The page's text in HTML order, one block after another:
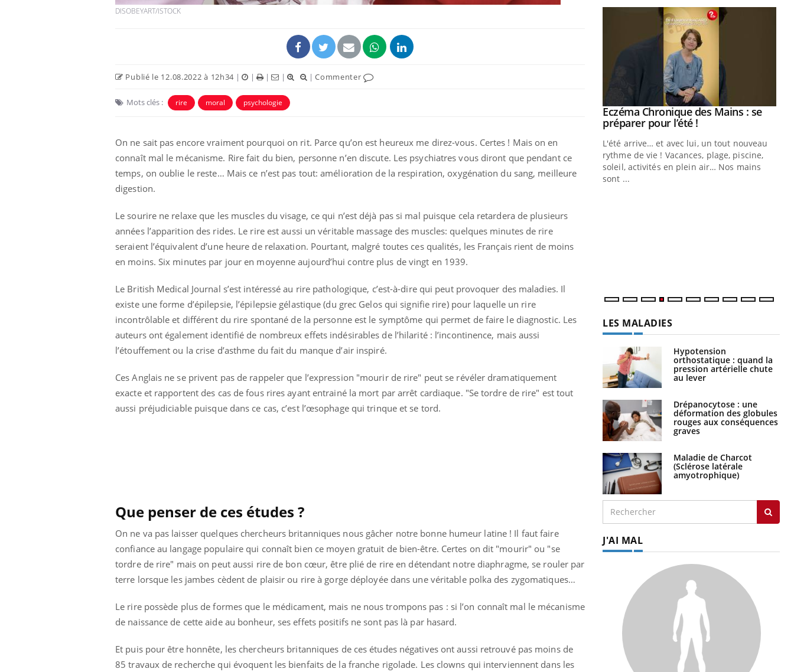
DISOBEYART/ISTOCK
Publié le 12.08.2022 à 12h34 | | | | |Commenter
Mots clés : rire moral psychologie
On ne sait pas encore vraiment pourquoi on rit. Parce qu’on est heureux me direz-vous. Certes ! Mais on en
connaît mal le mécanisme. Rire fait du bien, personne n’en discute. Les psychiatres vous diront que pendant ce
temps, on oublie le reste… Mais ce n’est pas tout: amélioration de la respiration, oxygénation du sang, meilleure
digestion.
Le sourire ne relaxe que les muscles du visage, ce qui n’est déjà pas si mal puisque cela retardera de plusieurs
années l’apparition des rides. Le rire est aussi un véritable massage des muscles: quelques minutes de rire
seraient l’équivalent d’une heure de relaxation. Pourtant, malgré toutes ces qualités, les Français rient de moins
en moins. Six minutes par jour en moyenne aujourd’hui contre plus de vingt en 1939.
Le British Medical Journal s’est intéressé au rire pathologique, c’est-à-dire qui peut provoquer des maladies. Il
existe une forme d’épilepsie, l’épilepsie gélastique (du grec Gelos qui signifie rire) pour laquelle un rire
incontrôlable et différent du rire spontané de la personne est le symptôme qui permet de faire le diagnostic. Les
auteurs ont également identifié de nombreux effets indésirables de l’hilarité : l’incontinence, mais aussi
l’étouffement ou la crise d’asthme du fait du manque d’air inspiré.
Ces Anglais ne se privent pas de rappeler que l’expression "mourir de rire" peut se révéler dramatiquement
exacte et rapportent des cas de fous rires ayant entrainé la mort par arrêt cardiaque. "Se tordre de rire" est tout
aussi préjudiciable puisque dans ce cas, c’est l’œsophage qui trinque et se tord.
Que penser de ces études ?
On ne va pas laisser quelques chercheurs britanniques nous gâcher notre bonne humeur latine ! Il faut faire
confiance au langage populaire qui connaît bien ce moyen gratuit de bien-être. Certes on dit "mourir" ou "se
tordre de rire" mais on peut aussi rire de bon cœur, être plié de rire en détendant notre diaphragme, se rouler par
terre lorsque les jambes cèdent de plaisir ou rire à gorge déployée dans une véritable polka des zygomatiques…
Le rire possède plus de formes que le médicament, mais ne nous trompons pas : si l’on connaît mal le mécanisme
de naissance de cette aide au bonheur, ses effets positifs ne sont pas là par hasard.
Et puis pour être honnête, les chercheurs britanniques de ces études négatives ont aussi retrouvé pas moins de
85 travaux de recherche qui évoquent les bienfaits de la franche rigolade. Les clowns qui interviennent dans les
Carence en fer : comprendre pour
Fatigue, irritabilité, brouillard mental ou
même alopécie… Les symptômes de la
carence en fer sont multiples ce qui la rend
Youtube
Insuline & Charge mentale : et si on
En 2026, l'insuline dans le diabète de type 2
reste entourée d'idées reçues chez les
patients comme parfois chez les soignants.
Youtube
Eczéma Chronique des Mains : se
préparer pour l’été !Youtube
L'été arrive… et avec lui, un tout nouveau
rythme de vie ! Vacances, plage, piscine,
soleil, activités en plein air… Nos mains
sont ...
LES MALADIES
Hypotension
orthostatique : quand la
pression artérielle chute
au lever
Drépanocytose : une
déformation des globules
rouges aux conséquences
graves
Maladie de Charcot
(Sclérose latérale
amyotrophique)
J'AI MAL